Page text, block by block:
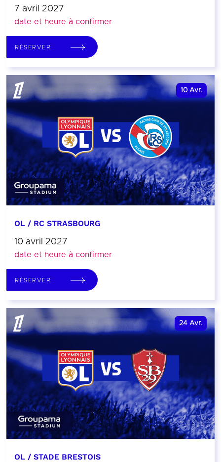
7 avril 2027
date et heure à confirmer
RÉSERVER
10 Avr.
OL / RC STRASBOURG
10 avril 2027
date et heure à confirmer
RÉSERVER
24 Avr.
OL / STADE BRESTOIS